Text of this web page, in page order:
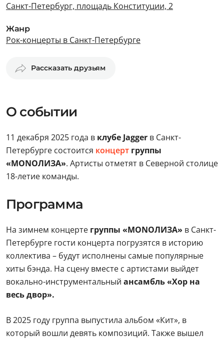
Санкт-Петербург, площадь Конституции, 2
Жанр
Рок-концерты в Санкт-Петербурге
Рассказать друзьям
О событии
11 декабря 2025 года в клубе Jagger в Санкт-
Петербурге состоится концерт группы
«MONOЛИЗА». Артисты отметят в Северной столице
18-летие команды.
Программа
На зимнем концерте группы «MONOЛИЗА» в Санкт-
Петербурге гости концерта погрузятся в историю
коллектива – будут исполнены самые популярные
хиты бэнда. На сцену вместе с артистами выйдет
вокально-инструментальный ансамбль «Хор на
весь двор».
В 2025 году группа выпустила альбом «Кит», в
который вошли девять композиций. Также вышел